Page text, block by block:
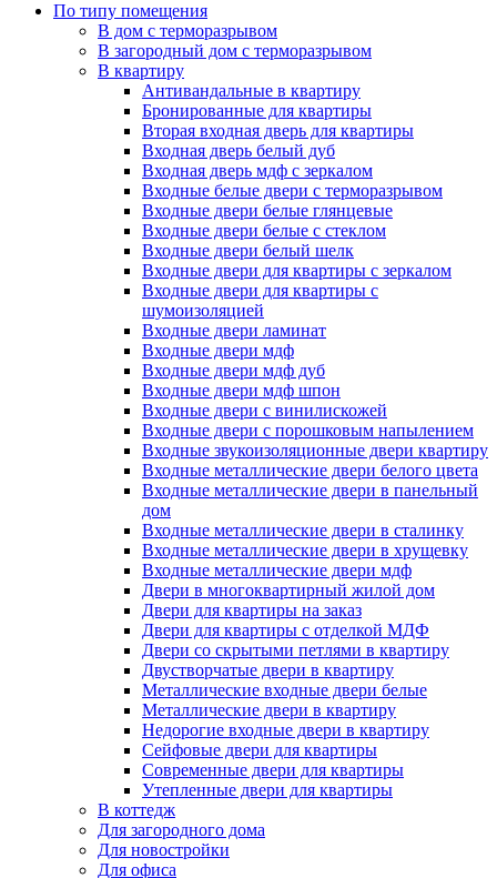
По типу помещения
В дом с терморазрывом
В загородный дом с терморазрывом
В квартиру
Антивандальные в квартиру
Бронированные для квартиры
Вторая входная дверь для квартиры
Входная дверь белый дуб
Входная дверь мдф с зеркалом
Входные белые двери с терморазрывом
Входные двери белые глянцевые
Входные двери белые с стеклом
Входные двери белый шелк
Входные двери для квартиры с зеркалом
Входные двери для квартиры с
шумоизоляцией
Входные двери ламинат
Входные двери мдф
Входные двери мдф дуб
Входные двери мдф шпон
Входные двери с винилискожей
Входные двери с порошковым напылением
Входные звукоизоляционные двери квартиру
Входные металлические двери белого цвета
Входные металлические двери в панельный
дом
Входные металлические двери в сталинку
Входные металлические двери в хрущевку
Входные металлические двери мдф
Двери в многоквартирный жилой дом
Двери для квартиры на заказ
Двери для квартиры с отделкой МДФ
Двери со скрытыми петлями в квартиру
Двустворчатые двери в квартиру
Металлические входные двери белые
Металлические двери в квартиру
Недорогие входные двери в квартиру
Сейфовые двери для квартиры
Современные двери для квартиры
Утепленные двери для квартиры
В коттедж
Для загородного дома
Для новостройки
Для офиса